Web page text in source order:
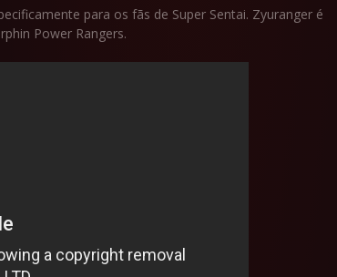
para os fãs de Super Sentai. Zyuranger é
Power Rangers.